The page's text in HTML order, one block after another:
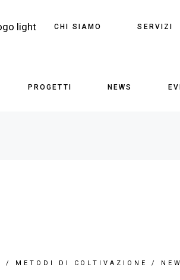
CHI SIAMO SERVIZI
PROGETTI NEWS
/ METODI DI COLTIVAZIONE /